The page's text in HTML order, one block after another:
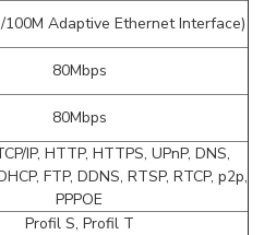
100M Adaptive Ethernet Interface)
80Mbps
80Mbps
IP, HTTP, HTTPS, UPnP, DNS,
FTP, DDNS, RTSP, RTCP, p2p,
PPPOE
Profil S, Profil T